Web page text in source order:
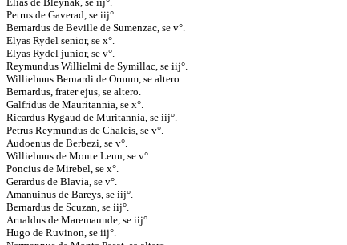
Petrus de Gaverad, se iij°.
Bernardus de Beville de Sumenzac, se v°.
Elyas Rydel senior, se x°.
Elyas Rydel junior, se v°.
Reymundus Willielmi de Symillac, se iij°.
Willielmus Bernardi de Ornum, se altero.
Bernardus, frater ejus, se altero.
Galfridus de Mauritannia, se x°.
Ricardus Rygaud de Muritannia, se iij°.
Petrus Reymundus de Chaleis, se v°.
Audoenus de Berbezi, se v°.
Willielmus de Monte Leun, se v°.
Poncius de Mirebel, se x°.
Gerardus de Blavia, se v°.
Amanuinus de Bareys, se iij°.
Bernardus de Scuzan, se iij°.
Arnaldus de Maremaunde, se iij°.
Hugo de Ruvinon, se iij°.